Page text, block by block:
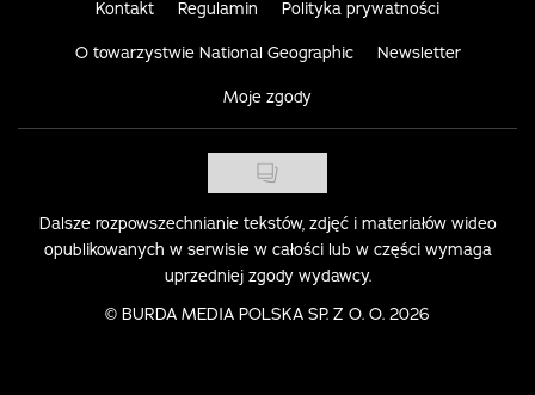
Kontakt Regulamin Polityka prywatności
O towarzystwie National Geographic Newsletter
Moje zgody
Dalsze rozpowszechnianie tekstów, zdjęć i materiałów wideo
opublikowanych w serwisie w całości lub w części wymaga
uprzedniej zgody wydawcy.
© BURDA MEDIA POLSKA SP. Z O. O. 2026